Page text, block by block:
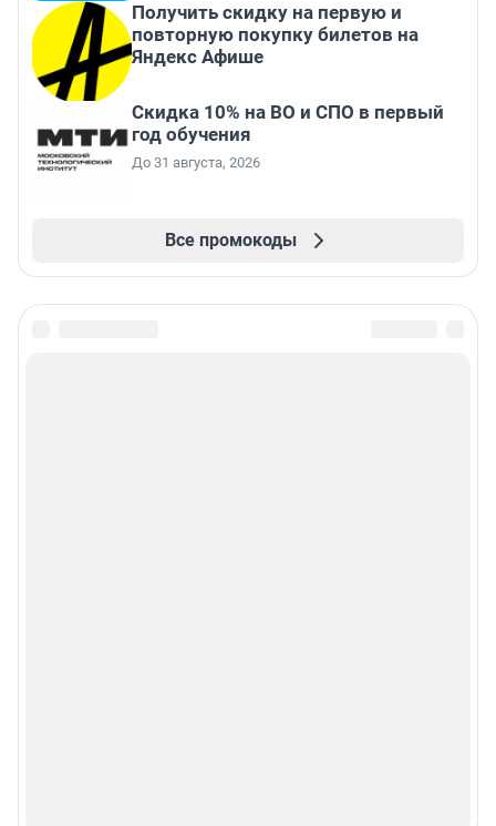
Получить скидку на первую и
повторную покупку билетов на
Яндекс Афише
Скидка 10% на ВО и СПО в первый
год обучения
До 31 августа, 2026
Все промокоды